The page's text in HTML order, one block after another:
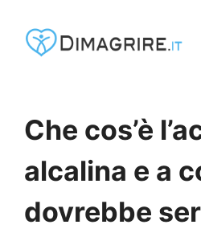
Che cos’è
alcalina e a
dovrebbe